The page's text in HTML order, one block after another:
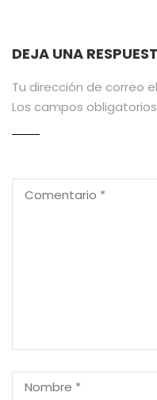
DEJA UNA
Tu dirección de correo
Los campos